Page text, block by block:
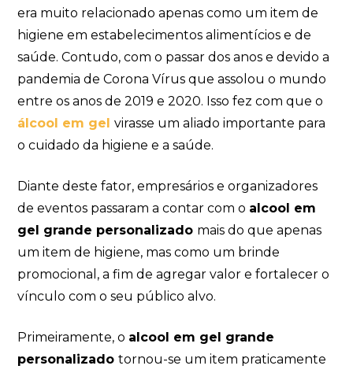
era muito relacionado apenas como um item de
higiene em estabelecimentos alimentícios e de
saúde. Contudo, com o passar dos anos e devido a
pandemia de Corona Vírus que assolou o mundo
entre os anos de 2019 e 2020. Isso fez com que o
álcool em gelvirasse um aliado importante para
o cuidado da higiene e a saúde.
Diante deste fator, empresários e organizadores
de eventos passaram a contar com o alcool em
gel grande personalizado mais do que apenas
um item de higiene, mas como um brinde
promocional, a fim de agregar valor e fortalecer o
vínculo com o seu público alvo.
Primeiramente, o alcool em gel grande
personalizadotornou-se um item praticamente